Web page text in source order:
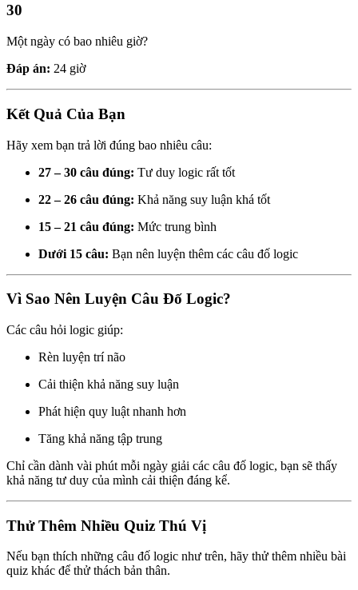
30
Một ngày có bao nhiêu giờ?
Đáp án: 24 giờ
Kết Quả Của Bạn
Hãy xem bạn trả lời đúng bao nhiêu câu:
27 – 30 câu đúng: Tư duy logic rất tốt
22 – 26 câu đúng: Khả năng suy luận khá tốt
15 – 21 câu đúng: Mức trung bình
Dưới 15 câu: Bạn nên luyện thêm các câu đố logic
Vì Sao Nên Luyện Câu Đố Logic?
Các câu hỏi logic giúp:
Rèn luyện trí não
Cải thiện khả năng suy luận
Phát hiện quy luật nhanh hơn
Tăng khả năng tập trung
Chỉ cần dành vài phút mỗi ngày giải các câu đố logic, bạn sẽ thấy
khả năng tư duy của mình cải thiện đáng kể.
Thử Thêm Nhiều Quiz Thú Vị
Nếu bạn thích những câu đố logic như trên, hãy thử thêm nhiều bài
quiz khác để thử thách bản thân.